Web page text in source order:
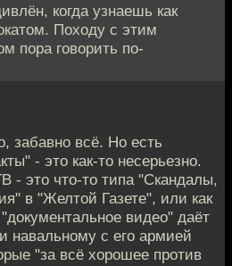
когда узнаешь как
Походу с этим
пора говорить по-
забавно всё. Но есть
- это как-то несерьезно.
- это что-то типа "Скандалы,
в "Желтой Газете", или как
видео" даёт
навальному с его армией
"за всё хорошее против